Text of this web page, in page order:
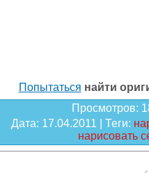
Попытаться найти
Просмотров:
Дата: 17.04.2011 | Теги:
нарисовать